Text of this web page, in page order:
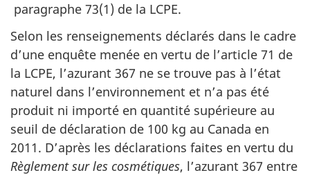
paragraphe 73(1) de la LCPE.
Selon les renseignements déclarés dans le cadre
d’une enquête menée en vertu de l’article 71 de
la LCPE, l’azurant 367 ne se trouve pas à l’état
naturel dans l’environnement et n’a pas été
produit ni importé en quantité supérieure au
seuil de déclaration de 100 kg au Canada en
2011. D’après les déclarations faites en vertu du
Règlement sur les cosmétiques, l’azurant 367 entre